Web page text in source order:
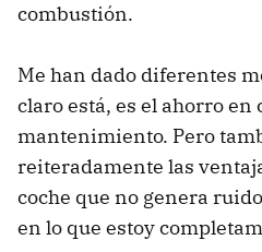
combustión.
Me han dado diferentes
claro está, es el ahorro
mantenimiento. Pero
reiteradamente las
coche que no genera
en lo que estoy